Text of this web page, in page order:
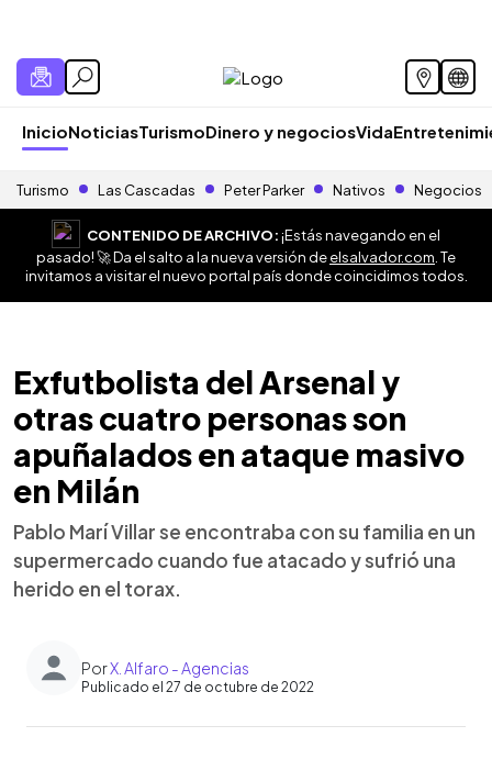
InicioNoticiasTurismoDinero y negociosVida
Turismo Las Cascadas Peter Parker Nativos Negocios
CONTENIDO DE ARCHIVO:¡Estás navegando en el
pasado! 🚀 Da el salto a la nueva versión deelsalvador.com . Te
invitamos a visitar el nuevo portal país donde coincidimos todos.
Exfutbolista del Arsenal y
otras cuatro personas son
apuñalados en ataque masivo
en Milán
Pablo Marí Villar se encontraba con su familia en un
supermercado cuando fue atacado y sufrió una
herido en el torax.
PorX. Alfaro - Agencias
Publicado el 27 de octubre de 2022